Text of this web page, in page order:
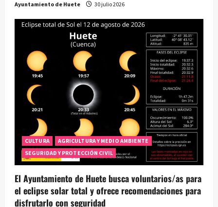
Ayuntamiento de Huete 30 julio 2026
CULTURA
AGRICULTURA Y MEDIO AMBIENTE
SEGURIDAD Y PROTECCIÓN CIVIL
El Ayuntamiento de Huete busca voluntarios/as para
el eclipse solar total y ofrece recomendaciones para
disfrutarlo con seguridad